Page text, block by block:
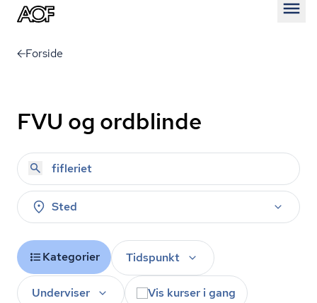
Forside
FVU og ordblinde
Sted
Kategorier Tidspunkt
Underviser Vis kurser i gang